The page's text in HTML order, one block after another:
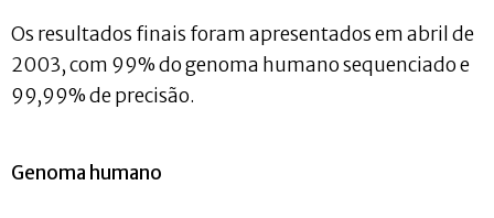
Os resultados finais foram apresentados em abril de
2003, com 99% do genoma humano sequenciado e
99,99% de precisão.
Genoma humano